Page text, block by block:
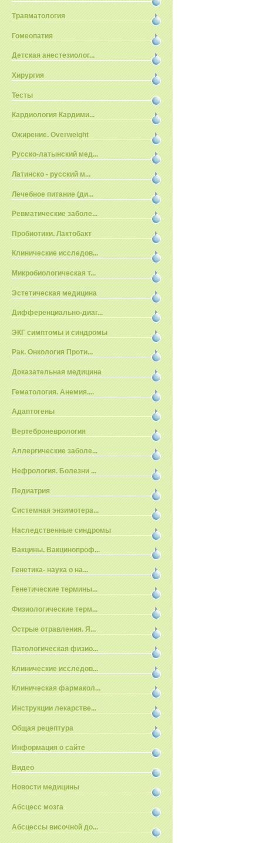
Травматология
Гомеопатия
Детская анестезиолог...
Хирургия
Тесты
Кардиология Кардими...
Ожирение. Overweight
Русско-латынский мед...
Латинско - русский м...
Лечебное питание (ди...
Ревматические заболе...
Пробиотики. Лактобакт
Клинические исследов...
Микробиологическая т...
Эстетическая медицина
Дифференциально-диаг...
ЭКГ симптомы и синдромы
Рак. Онкология Проти...
Доказательная медицина
Гематология. Анемия....
Адаптогены
Вертеброневрология
Аллергические заболе...
Нефрология. Болезни ...
Педиатрия
Системная энзимотера...
Наследственные синдромы
Вакцины. Вакцинопроф...
Генетика- наука о на...
Генетические термины...
Физиологические терм...
Острые отравления. Я...
Патологическая физио...
Клинические исследов...
Клиническая фармакол...
Инструкции лекарстве...
Общая рецептура
Информация о сайте
Видео
Новости медицины
Абсцесс мозга
Абсцессы височной до...